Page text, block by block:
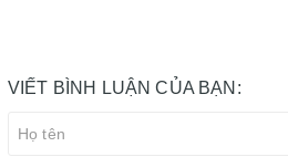
VIẾT BÌNH LUẬN CỦA BẠN: